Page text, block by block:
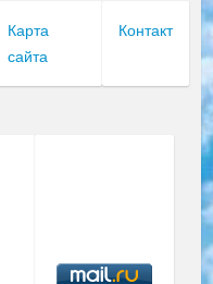
Карта
сайта
Контакт